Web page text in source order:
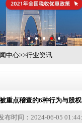
中心>>行业资讯
重点稽查的6种行为与股
布时间：2024-06-05